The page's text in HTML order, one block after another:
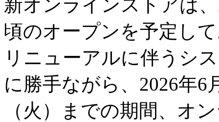
新オンラインストアは
頃のオープンを予定し
リニューアルに伴うシ
に勝手ながら、2026年6
（火）までの期間、オ